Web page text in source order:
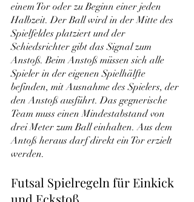
einem Tor oder zu Beginn einer jeden
Halbzeit. Der Ball wird in der Mitte des
Spielfeldes platziert und der
Schiedsrichter gibt das Signal zum
Anstoß. Beim Anstoß müssen sich alle
Spieler in der eigenen Spielhälfte
befinden, mit Ausnahme des Spielers, der
den Anstoß ausführt. Das gegnerische
Team muss einen Mindestabstand von
drei Meter zum Ball einhalten. Aus dem
Antoß heraus darf direkt ein Tor erzielt
werden.
Futsal Spielregeln für Einkick
und Eckstoß